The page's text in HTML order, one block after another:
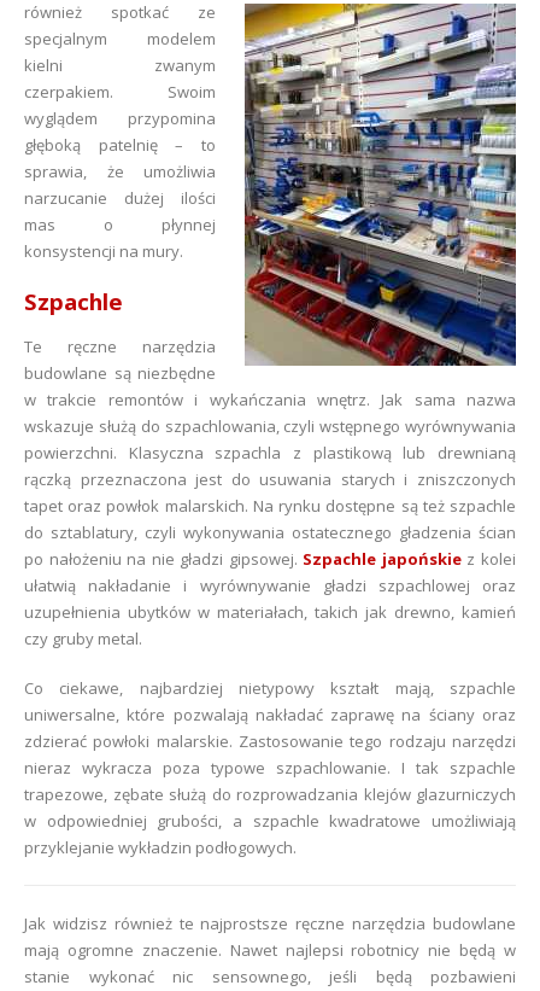
również spotkać ze
specjalnym modelem
kielni zwanym
czerpakiem. Swoim
wyglądem przypomina
głęboką patelnię – to
sprawia, że umożliwia
narzucanie dużej ilości
mas o płynnej
konsystencji na mury.
Szpachle
Te ręczne narzędzia
budowlane są niezbędne
w trakcie remontów i wykańczania wnętrz. Jak sama nazwa
wskazuje służą do szpachlowania, czyli wstępnego wyrównywania
powierzchni. Klasyczna szpachla z plastikową lub drewnianą
rączką przeznaczona jest do usuwania starych i zniszczonych
tapet oraz powłok malarskich. Na rynku dostępne są też szpachle
do sztablatury, czyli wykonywania ostatecznego gładzenia ścian
po nałożeniu na nie gładzi gipsowej. Szpachle japońskiez kolei
ułatwią nakładanie i wyrównywanie gładzi szpachlowej oraz
uzupełnienia ubytków w materiałach, takich jak drewno, kamień
czy gruby metal.
Co ciekawe, najbardziej nietypowy kształt mają, szpachle
uniwersalne, które pozwalają nakładać zaprawę na ściany oraz
zdzierać powłoki malarskie. Zastosowanie tego rodzaju narzędzi
nieraz wykracza poza typowe szpachlowanie. I tak szpachle
trapezowe, zębate służą do rozprowadzania klejów glazurniczych
w odpowiedniej grubości, a szpachle kwadratowe umożliwiają
przyklejanie wykładzin podłogowych.
Jak widzisz również te najprostsze ręczne narzędzia budowlane
mają ogromne znaczenie. Nawet najlepsi robotnicy nie będą w
stanie wykonać nic sensownego, jeśli będą pozbawieni